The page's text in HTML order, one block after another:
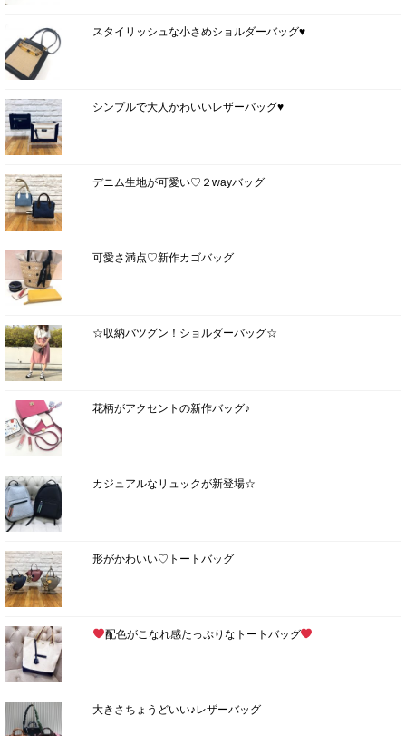
スタイリッシュな小さめショルダーバッグ♥
シンプルで大人かわいいレザーバッグ♥
デニム生地が可愛い♡２wayバッグ
可愛さ満点♡新作カゴバッグ
☆収納バツグン！ショルダーバッグ☆
花柄がアクセントの新作バッグ♪
カジュアルなリュックが新登場☆
形がかわいい♡トートバッグ
配色がこなれ感たっぷりなトートバッグ
大きさちょうどいい♪レザーバッグ